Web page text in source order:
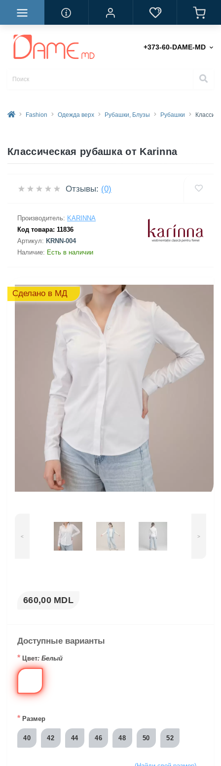
+373-60-DAME-MD
Fashion Одежда верх Рубашки, Блузы Рубашки
Классическая рубашка от Karinna
Отзывы: (0)
Производитель: KARINNA
Код товара: 11836
Артикул: KRNN-004
Наличие: Есть в наличии
Сделано в МД
< >
660,00 MDL
Доступные варианты
* Цвет: Белый
* Размер
40 42 44 46 48 50 52